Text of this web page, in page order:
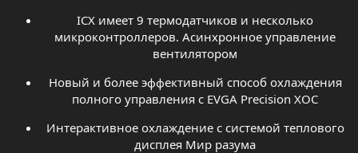
ICX имеет 9 термодатчиков и несколько
микроконтроллеров. Асинхронное управление
вентилятором
Новый и более эффективный способ охлаждения
полного управления с EVGA Precision XOC
Интерактивное охлаждение с системой теплового
дисплея Мир разума